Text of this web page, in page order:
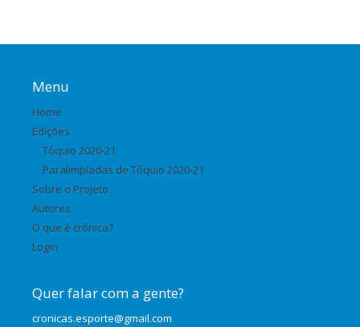
Menu
Home
Edições
Tóquio 2020-21
Paralimpíadas de Tóquio 2020-21
Sobre o Projeto
Autores
O que é crônica?
Login
Quer falar com a gente?
cronicas.esporte@gmail.com